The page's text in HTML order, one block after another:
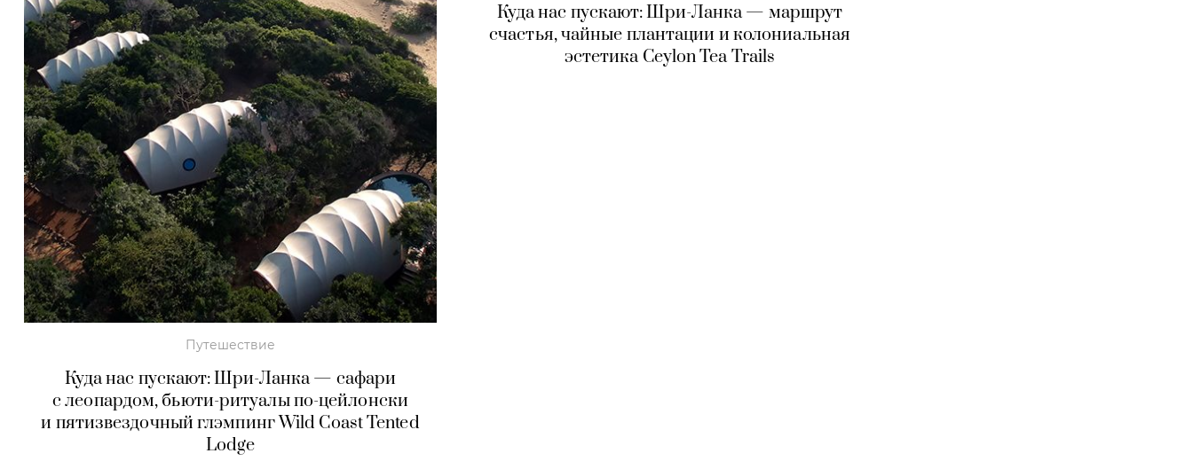
Путешествие
Куда нас пускают: Шри-Ланка — сафари
с леопардом, бьюти-ритуалы по-цейлонски
и пятизвездочный глэмпинг Wild Coast Tented
Lodge
Куда нас пускают: Шри-Ланка — маршрут
счастья, чайные плантации и колониальная
эстетика Ceylon Tea Trails